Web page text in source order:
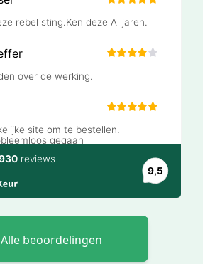
Alle beoordelingen